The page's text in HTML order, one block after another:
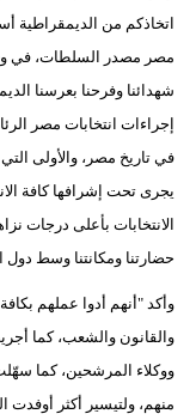
اتخاذكم من الديمقراطية
مصر مصدر السلطات، في
شهدائنا وفرحنا بعرسنا
إجراءات انتخابات مصر
في تاريخ مصر، والأولى
يجرى تحت إشرافها كافة
الانتخابات بأعلى درجات
حضارتنا ومكانتنا وسط دول
وأكد "أنهم أدوا عملهم
والقانون والشعب، كما
ووكلاء المرشحين، كما
منهم، ولتيسير أكثر